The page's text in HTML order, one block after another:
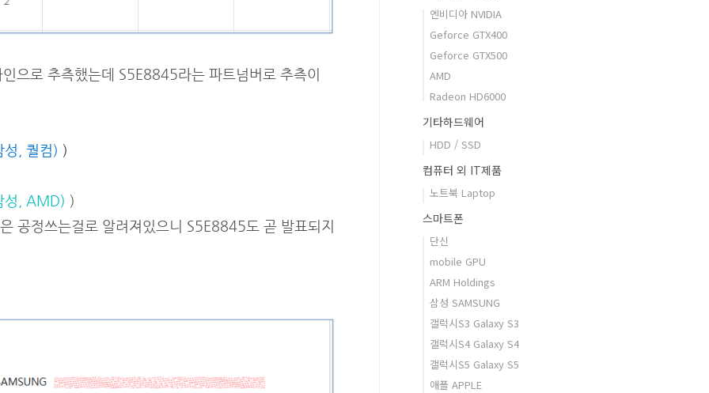
으로 추측했는데 S5E8845라는 파트넘버로 추측이
, 퀄컴) )
성, AMD) )
공정쓰는걸로 알려져있으니 S5E8845도 곧 발표되지
엔비디아 NVIDIA
Geforce GTX400
Geforce GTX500
AMD
Radeon HD6000
기타하드웨어
HDD / SSD
컴퓨터 외 IT제품
노트북 Laptop
스마트폰
단신
mobile GPU
ARM Holdings
삼성 SAMSUNG
갤럭시S3 Galaxy S3
갤럭시S4 Galaxy S4
갤럭시S5 Galaxy S5
애플 APPLE